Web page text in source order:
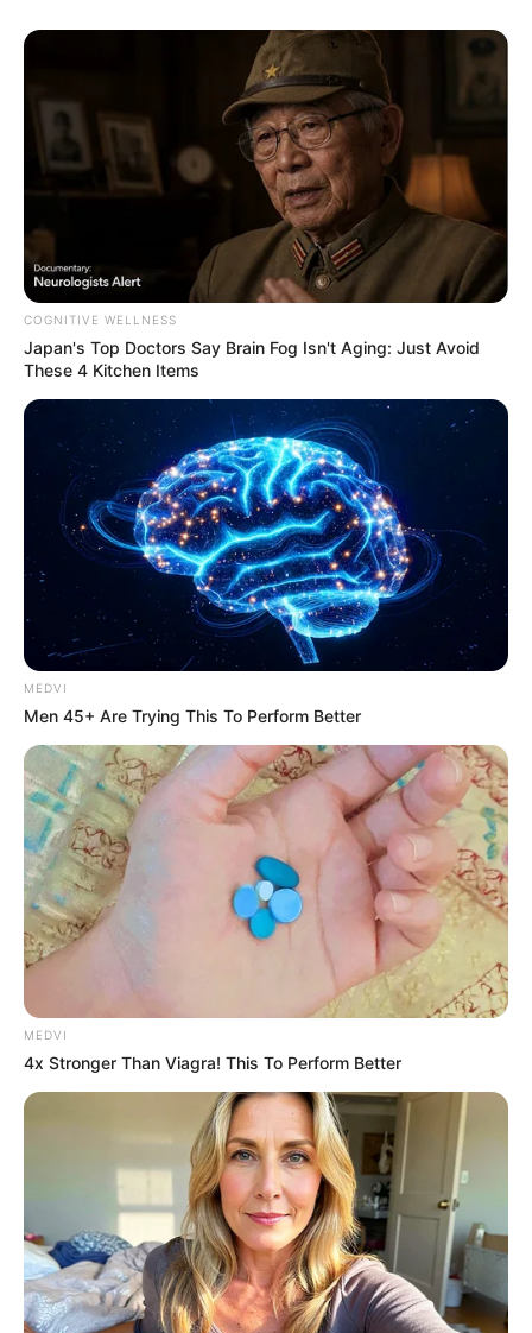
COGNITIVE WELLNESS
Japan's Top Doctors Say Bra​in Fo​g Isn't Aging: Just Avoid
These 4 Kitchen Items
MEDVI
Men 45+ Are Trying This To Perform Better
MEDVI
4x Stronger Than Viagra! This To Perform Better